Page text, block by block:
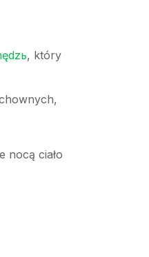
, który
nocą ciało